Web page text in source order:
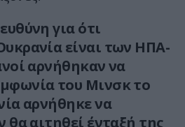
για ότι
είναι των ΗΠΑ-
αρνήθηκαν να
του Μινσκ το
αρνήθηκε να
θα αιτηθεί ένταξή της